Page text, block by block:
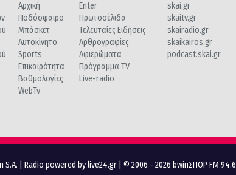
Αρχική
Ποδόσφαιρο
Μπάσκετ
Αυτοκίνητο
Sports
Επικαιρότητα
Βαθμολογίες
WebTv
Enter
Πρωτοσέλιδα
Τελευταίες Ειδήσεις
Αρθρογραφίες
Αφιερώματα
Πρόγραμμα TV
Live-radio
skai.gr
skaitv.gr
skairadio.gr
skaikairos.gr
podcast.skai.gr
S.A. Radio powered by live24.gr | © 2006 - 2026 bwinΣΠΟΡ FM 94.6